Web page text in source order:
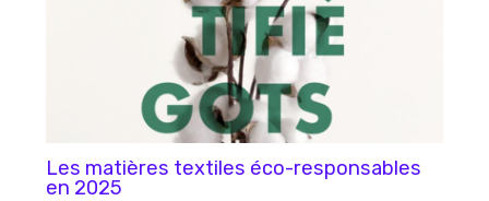
Les matières textiles éco-responsables
en 2025